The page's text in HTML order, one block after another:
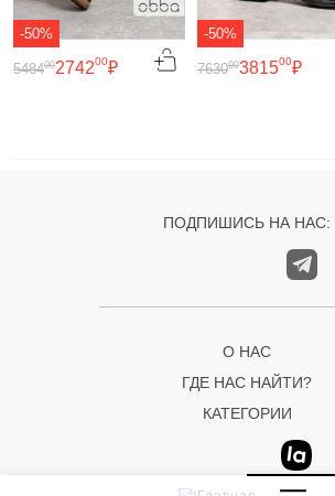
-50%
274200₽
548400
-50%
381500₽
763000
ПОДПИШИСЬ НА НАС:
О НАС
ГДЕ НАС НАЙТИ?
КАТЕГОРИИ